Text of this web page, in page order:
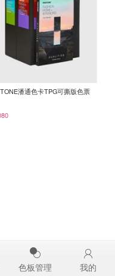
潘通色卡TPG可撕版色票
色板管理 我的